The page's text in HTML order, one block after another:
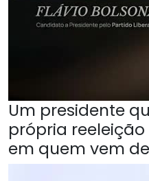
Um presidente
própria
em quem vem